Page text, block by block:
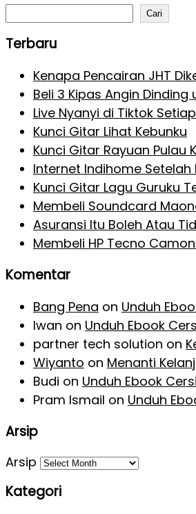
Cari
Terbaru
Kenapa Pencairan JHT
Beli 3 Kipas Angin
Live Nyanyi di Tiktok
Kunci Gitar Lihat Kebunku
Kunci Gitar Rayuan Pulau
Internet Indihome Setelah
Kunci Gitar Lagu Guruku
Membeli Soundcard
Asuransi Itu Boleh Atau
Membeli HP Tecno
Komentar
Bang Pena on Unduh
Iwan on Unduh Ebook
partner tech solution on
Wiyanto on Menanti
Budi on Unduh Ebook
Pram Ismail on Unduh
Arsip
Arsip
Kategori